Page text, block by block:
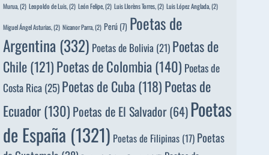
Murua, (2) Leopoldo de Luis, (2) León Felipe, (2) Luis Llorèns Torres, (2) Luis López Anglada, (2)
Miguel Ángel Asturias, (2) Nicanor Parra, (2) Perú (7) Poetas de
Argentina (332) Poetas de Bolivia (21) Poetas de
Chile(121)Poetas de Colombia (140) Poetas de
Costa Rica(25)Poetas de Cuba (118)Poetas de
Ecuador(130) Poetas de El Salvador(64)Poetas
de España (1321) Poetas de Filipinas (17) Poetas